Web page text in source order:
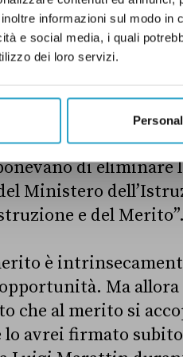
informazioni sul modo
e social media, i quali
dei loro servizi.
a dicembre, il
legge con cui il
Camera, i
maggioranza di
democratico, del
di eliminare
Ministero
e del Merito”.
è
Ma allora
che al merito si
lo avrei firmato